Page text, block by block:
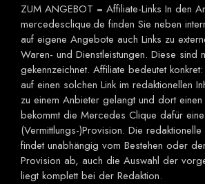
ZUM ANGEBOT = Affiliate-Links In den
mercedesclique.de finden Sie neben
auf eigene Angebote auch Links zu
Waren- und Dienstleistungen. Diese sind
gekennzeichnet. Affiliate bedeutet
auf einen solchen Link im redaktionellen
zu einem Anbieter gelangt und dort
bekommt die Mercedes Clique dafür eine
(Vermittlungs-)Provision. Die redaktionelle
findet unabhängig vom Bestehen oder
Provision ab, auch die Auswahl der
liegt komplett bei der Redaktion.